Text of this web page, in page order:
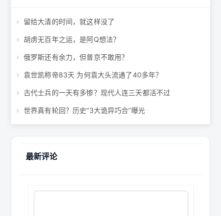
留给大清的时间，就这样没了
胡虏无百年之运，是阿Q想法？
俄罗斯还有余力，但普京不敢用？
袁世凯称帝83天 为何袁大头流通了40多年？
古代士兵的一天有多惨？现代人连三天都活不过
世界真有轮回？历史“3大诡异巧合”曝光
最新评论